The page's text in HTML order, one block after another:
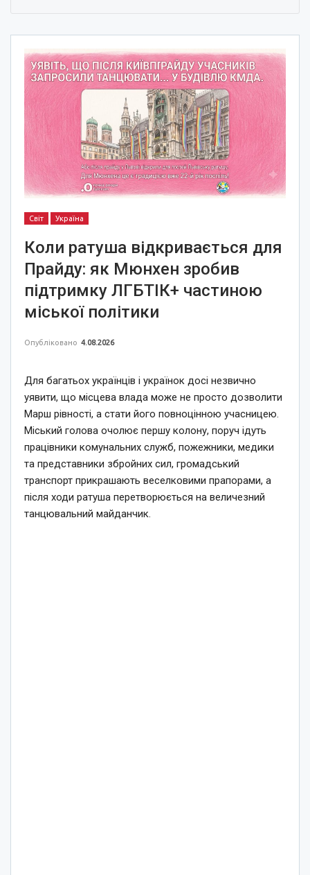
Світ Україна
Коли ратуша відкривається для
Прайду: як Мюнхен зробив
підтримку ЛГБТІК+ частиною
міської політики
Опубліковано 4.08.2026
Для багатьох українців і українок досі незвично
уявити, що місцева влада може не просто дозволити
Марш рівності, а стати його повноцінною учасницею.
Міський голова очолює першу колону, поруч ідуть
працівники комунальних служб, пожежники, медики
та представники збройних сил, громадський
транспорт прикрашають веселковими прапорами, а
після ходи ратуша перетворюється на величезний
танцювальний майданчик.